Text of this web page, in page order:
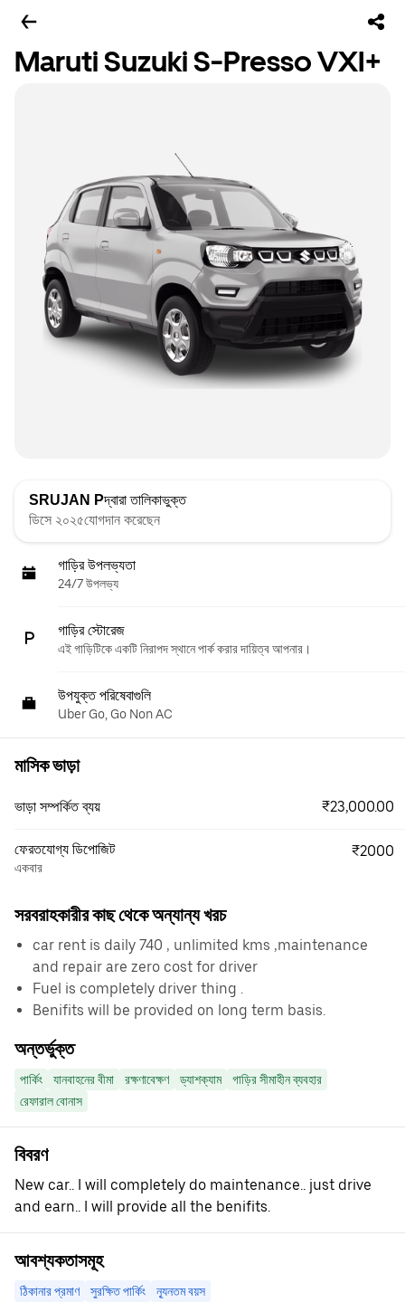
Maruti Suzuki S-Presso VXI+
SRUJAN Pদ্বারা তালিকাভুক্ত
ডিসে ২০২৫যোগদান করেছেন
গাড়ির উপলভ্যতা
24/7 উপলভ্য
গাড়ির স্টোরেজ
এই গাড়িটিকে একটি নিরাপদ স্থানে পার্ক করার দায়িত্ব আপনার।
উপযুক্ত পরিষেবাগুলি
Uber Go, Go Non AC
মাসিক ভাড়া
ভাড়া সম্পর্কিত ব্যয় ₹23,000.00
ফেরতযোগ্য ডিপোজিট
একবার
₹2000
সরবরাহকারীর কাছ থেকে অন্যান্য খরচ
car rent is daily 740 , unlimited kms ,maintenance
and repair are zero cost for driver
Fuel is completely driver thing .
Benifits will be provided on long term basis.
অন্তর্ভুক্ত
পার্কিং যানবাহনের বীমা রক্ষণাবেক্ষণ ড্যাশক্যাম
গাড়ির সীমাহীন ব্যবহার
রেফারাল বোনাস
বিবরণ
New car.. I will completely do maintenance.. just drive
and earn.. I will provide all the benifits.
আবশ্যকতাসমূহ
ঠিকানার প্রমাণ সুরক্ষিত পার্কিং ন্যূনতম বয়স